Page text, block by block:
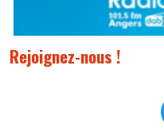
Rejoignez-nous !